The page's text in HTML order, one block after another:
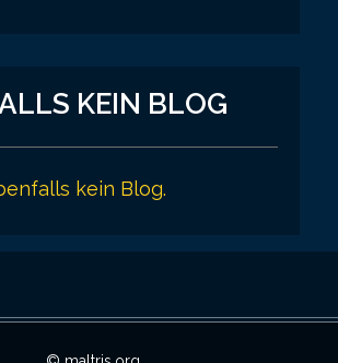
KEIN BLOG
kein Blog.